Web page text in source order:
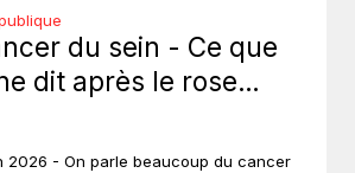
du sein - Ce que
dit après le rose…
2026 - On parle beaucoup du cancer